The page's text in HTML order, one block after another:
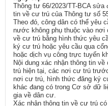
Thông tư 66/2023/TT-BCA sửa
tin về cư trú của Thông tư số
Theo đó, công dân có thể yêu
nước không phụ thuộc vào nơi
về cư trú bằng hình thức yêu
ký cư trú hoặc yêu cầu qua
hoặc dịch vụ công trực tuyến
Nội dung xác nhận thông tin
trú hiện tại, các nơi cư trú
nơi cư trú, hình thức đăng ký
khác đang có trong Cơ sở dữ
gia về dân cư.
Xác nhận thông tin về cư trú